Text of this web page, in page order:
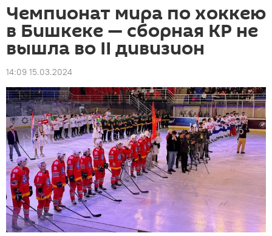
Чемпионат мира по хоккею
в Бишкеке — сборная КР не
вышла во II дивизион
14:09 15.03.2024